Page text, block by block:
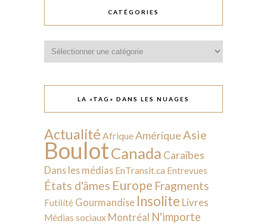
CATÉGORIES
LA «TAG» DANS LES NUAGES
Actualité AfriqueAmérique Asie
BoulotCanada Caraïbes
Dans les médias EnTransit.ca Entrevues
États d'âmes Europe Fragments
Futilité Gourmandise Insolite Livres
Médias sociaux Montréal N'importe